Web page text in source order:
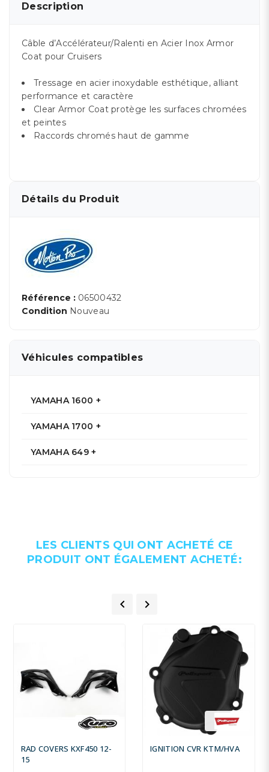
Description
Câble d’Accélérateur/Ralenti en Acier Inox Armor
Coat pour Cruisers
Tressage en acier inoxydable esthétique, alliant
performance et caractère
Clear Armor Coat protège les surfaces chromées
et peintes
Raccords chromés haut de gamme
Détails du Produit
Référence : 06500432
Condition Nouveau
Véhicules compatibles
YAMAHA 1600 +
YAMAHA 1700 +
YAMAHA 649 +
LES CLIENTS QUI ONT ACHETÉ CE
PRODUIT ONT ÉGALEMENT ACHETÉ:
 
RAD COVERS KXF450 12-
15
IGNITION CVR KTM/HVA